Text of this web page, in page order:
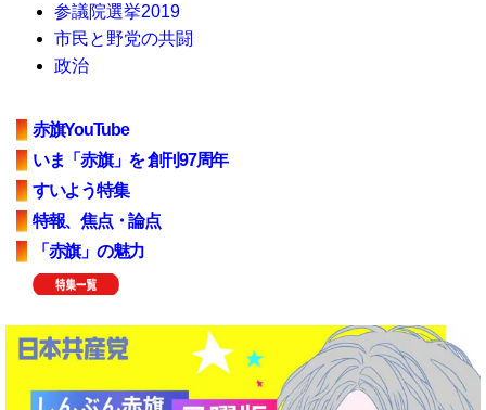
参議院選挙2019
市民と野党の共闘
政治
赤旗YouTube
いま「赤旗」を 創刊97周年
すいよう特集
特報、焦点・論点
「赤旗」の魅力